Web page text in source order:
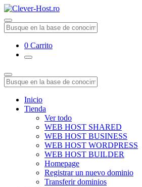
0 Carrito
Inicio
Tienda
Ver todo
WEB HOST SHARED
WEB HOST BUSINESS
WEB HOST WORDPRESS
WEB HOST BUILDER
Homepage
Registrar un nuevo dominio
Transferir dominios